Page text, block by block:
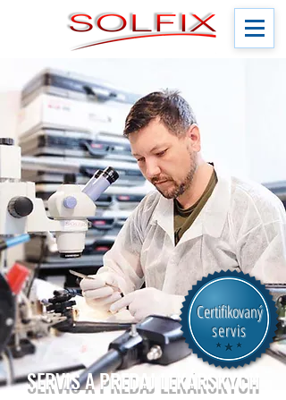
SERVIS A PREDAJ LEKÁRSKYCH
Certifikovaný
servis